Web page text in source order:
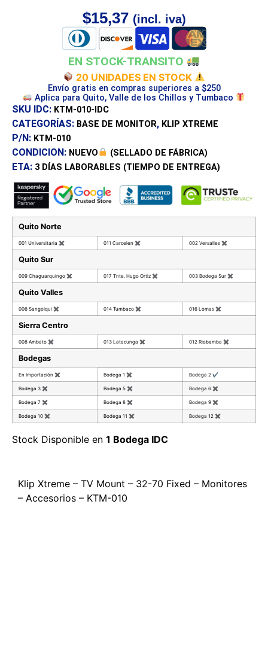
$15,37 (incl. iva)
EN STOCK-TRANSITO
20 UNIDADES EN STOCK
Envío gratis en compras superiores a $250
Aplica para Quito, Valle de los Chillos y Tumbaco
SKU IDC: KTM-010-IDC
CATEGORÍAS: BASE DE MONITOR, KLIP XTREME
P/N: KTM-010
CONDICION: NUEVO (SELLADO DE FÁBRICA)
ETA: 3 DÍAS LABORABLES (TIEMPO DE ENTREGA)
Quito Norte
001 Universitaria ✖ 011 Carcelen ✖ 002 Versalles ✖
Quito Sur
009 Chaguarquingo ✖ 017 Tnte. Hugo Ortiz ✖ 003 Bodega Sur ✖
Quito Valles
006 Sangolqui ✖ 014 Tumbaco ✖ 016 Lomas ✖
Sierra Centro
008 Ambato ✖ 013 Latacunga ✖ 012 Riobamba ✖
Bodegas
En Importación ✖ Bodega 1 ✖ Bodega 2 ✔
Bodega 3 ✖ Bodega 5 ✖ Bodega 6 ✖
Bodega 7 ✖ Bodega 8 ✖ Bodega 9 ✖
Bodega 10 ✖ Bodega 11 ✖ Bodega 12 ✖
Stock Disponible en 1 Bodega IDC
Klip Xtreme – TV Mount – 32-70 Fixed – Monitores
– Accesorios – KTM-010